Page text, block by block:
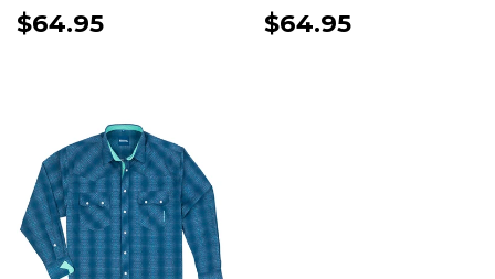
PRECIO
HABITUAL
$64.95 PRECIO
HABITUAL
$64.95